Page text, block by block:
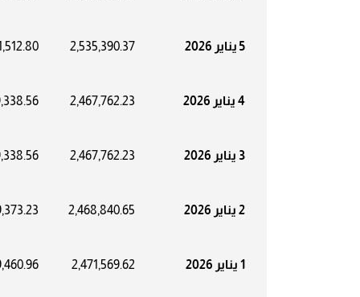
5 يناير 2026 2,535,390.37
4 يناير 2026 2,467,762.23
3 يناير 2026 2,467,762.23
2 يناير 2026 2,468,840.65
1 يناير 2026 2,471,569.62